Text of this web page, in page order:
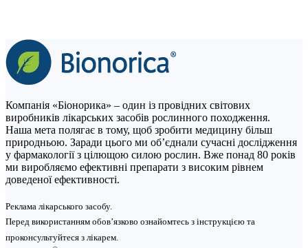
Компанія «Біонорика» – один із провідних світових
виробників лікарських засобів рослинного походження.
Наша мета полягає в тому, щоб зробити медицину більш
природньою. Заради цього ми об’єднали сучасні дослідження
у фармакології з цілющою силою рослин. Вже понад 80 років
ми виробляємо ефективні препарати з високим рівнем
доведеної ефективності.
Реклама лікарського засобу.
Перед використанням обов’язково ознайомтесь з інструкцією та
проконсультуйтеся з лікарем.